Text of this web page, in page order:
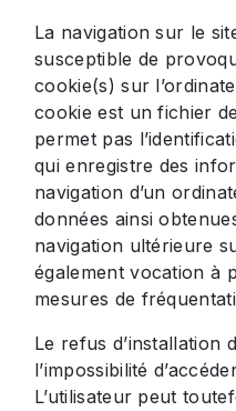
La navigation sur le
susceptible de
cookie(s) sur
cookie est un fichier
permet pas
qui enregistre des
navigation d’un
données ainsi
navigation ultérieure
également vocation à
mesures de
Le refus d’installation
l’impossibilité
L’utilisateur peut